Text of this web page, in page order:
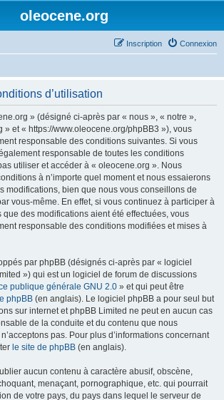
oleocene.org
Connexion
Inscription
d’utilisation
» (désigné ci-après par « nous », « notre »,
» et « https://www.oleocene.org/phpBB3 »), vous
responsable des conditions suivantes. Si vous
responsable de toutes les conditions
utiliser et accéder à « oleocene.org ». Nous
à n’importe quel moment et nous essaierons
modifications, bien que nous vous conseillons de
vous-même. En effet, si vous continuez à participer à
des modifications aient été effectuées, vous
responsable des conditions modifiées et mises à
par phpBB (désignés ci-après par « logiciel
») qui est un logiciel de forum de discussions
publique générale GNU 2.0 » et qui peut être
phpBB (en anglais). Le logiciel phpBB a pour seul but
sur internet et phpBB Limited ne peut en aucun cas
de la conduite et du contenu que nous
pas. Pour plus d’informations concernant
le site de phpBB (en anglais).
aucun contenu à caractère abusif, obscène,
menaçant, pornographique, etc. qui pourrait
de votre pays, du pays dans lequel le serveur de